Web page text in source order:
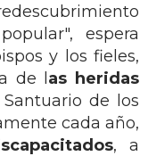
espera
y los fieles,
de l as heridas
de los
cada año,
, a